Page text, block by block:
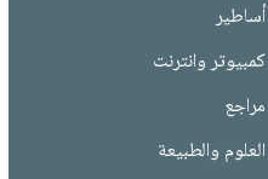
أساطير
كمبيوتر وانترنت
مراجع
العلوم والطبيعة